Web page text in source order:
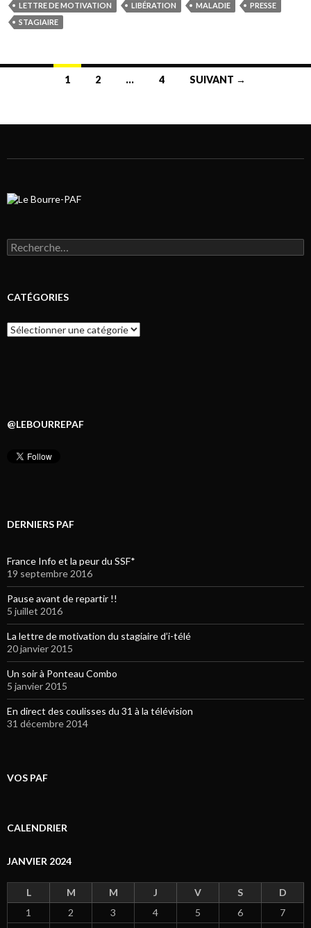
LETTRE DE MOTIVATION
LIBÉRATION MALADIE
PRESSE
STAGIAIRE
1 2 … 4 SUIVANT →
Rechercher :
CATÉGORIES
Catégories
@LEBOURREPAF
DERNIERS PAF
France Info et la peur du SSF*
19 septembre 2016
Pause avant de repartir !!
5 juillet 2016
La lettre de motivation du stagiaire d’i-télé
20 janvier 2015
Un soir à Ponteau Combo
5 janvier 2015
En direct des coulisses du 31 à la télévision
31 décembre 2014
VOS PAF
CALENDRIER
JANVIER 2024
L M M J V S
D
1
2 3 4 5 6
7